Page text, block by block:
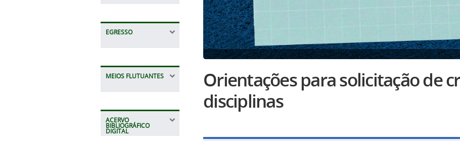
EGRESSO
MEIOS FLUTUANTES
ACERVO
BIBLIOGRÁFICO
DIGITAL
Orientações para solicitação de
disciplinas